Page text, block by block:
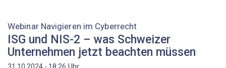
Webinar Navigieren im Cyberrecht
ISG und NIS-2 – was Schweizer
Unternehmen jetzt beachten müssen